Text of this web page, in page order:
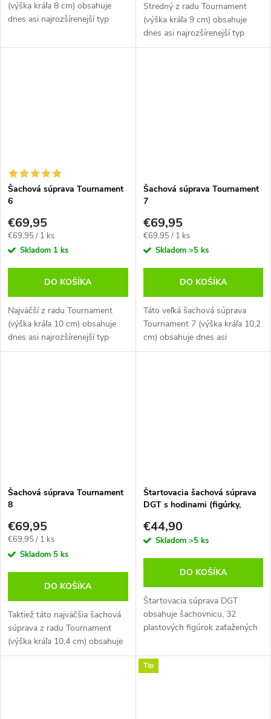
(výška kráľa 8 cm) obsahuje
dnes asi najrozšírenejší typ
šachovnicu.
Stredný z radu Tournament
(výška kráľa 9 cm) obsahuje
dnes asi najrozšírenejší typ
figúrok Staunton a sklápaciu
Šachová súprava Tournament
6
€69,95
Jednotková
cena:
€69,95 / 1 ks
Skladom 1 ks
DO KOŠÍKA
Najväčší z radu Tournament
(výška kráľa 10 cm) obsahuje
dnes asi najrozšírenejší typ
figúrok Staunton a sklápaciu
Šachová súprava Tournament
7
€69,95
Jednotková
cena:
€69,95 / 1 ks
Skladom >5 ks
DO KOŠÍKA
Táto veľká šachová súprava
Tournament 7 (výška kráľa 10,2
cm) obsahuje dnes asi
najrozšírenejší typ figúrok
Šachová súprava Tournament
8
€69,95
Jednotková
cena:
€69,95 / 1 ks
Skladom 5 ks
DO KOŠÍKA
Taktiež táto najväčšia šachová
súprava z radu Tournament
(výška kráľa 10,4 cm) obsahuje
dnes asi najrozšírenejší typ
Štartovacia šachová súprava
DGT s hodinami (figúrky,
€44,90
Skladom >5 ks
DO KOŠÍKA
Štartovacia súprava DGT
obsahuje šachovnicu, 32
plastových figúrok zaťažených
digitálne hodiny DGT 1002. Kráľ
má 8,6 cm, políčko šachovnice
Tip